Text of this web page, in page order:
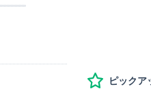
ピックア